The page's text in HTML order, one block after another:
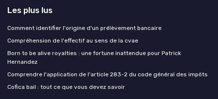
Les plus lus
Comment identifier l'origine d'un prélèvement bancaire
Compréhension de l'effectif au sens de la cvae
Born to be alive royalties : une fortune inattendue pour Patrick
Hernandez
Comprendre l'application de l'article 283-2 du code général des impôts
Cofica bail : tout ce que vous devez savoir